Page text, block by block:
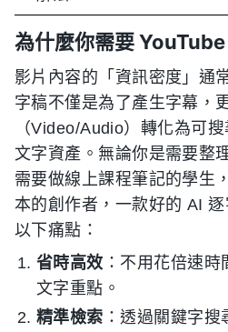
為什麼你需要
影片內容的「資訊密度」通
字稿不僅是為了產生字幕，
（Video/Audio）轉化為可
文字資產。無論你是需要整
需要做線上課程筆記的學生
本的創作者，一款好的 AI
以下痛點：
省時高效 ：不用花倍速
文字重點。
精準檢索 ：透過關鍵字